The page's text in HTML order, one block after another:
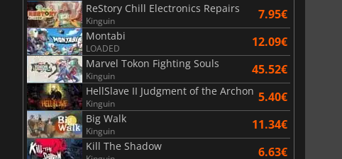
ReStory Chill Electronics Repairs
Kinguin 7.95€
Montabi
LOADED 12.09€
Marvel Tokon Fighting Souls
Kinguin 45.52€
HellSlave II Judgment of the Archon
Kinguin 5.40€
Big Walk
Kinguin 11.34€
Kill The Shadow 6.63€